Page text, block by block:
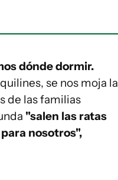
dónde dormir.
se nos moja la
de las familias
"salen las ratas
nosotros",